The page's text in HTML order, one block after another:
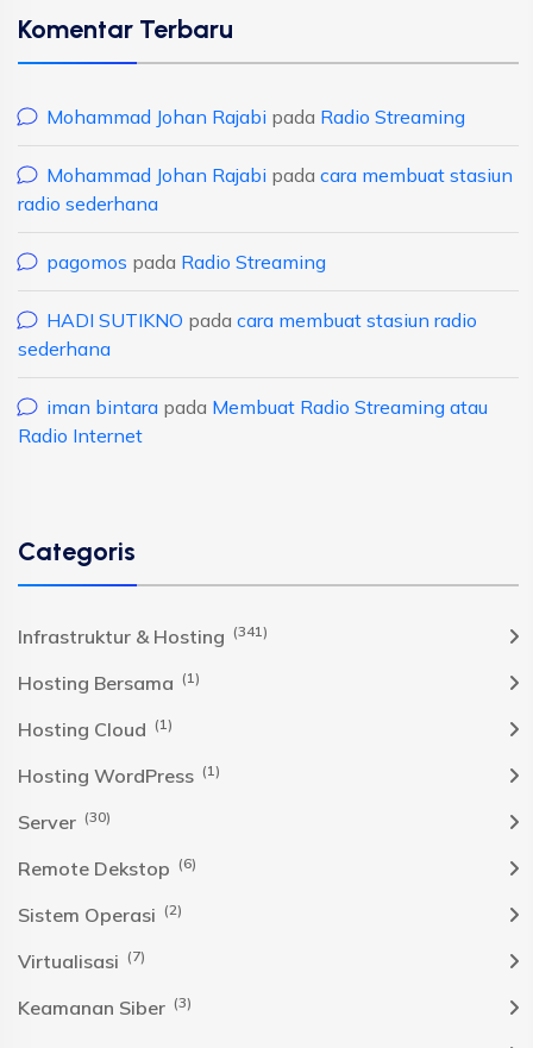
Komentar Terbaru
Mohammad Johan Rajabi pada Radio Streaming
Mohammad Johan Rajabi pada cara membuat stasiun
radio sederhana
pagomos pada Radio Streaming
HADI SUTIKNO pada cara membuat stasiun radio
sederhana
iman bintara pada Membuat Radio Streaming atau
Radio Internet
Categoris
Infrastruktur & Hosting (341)
Hosting Bersama (1)
Hosting Cloud (1)
Hosting WordPress (1)
Server (30)
Remote Dekstop (6)
Sistem Operasi (2)
Virtualisasi (7)
Keamanan Siber (3)